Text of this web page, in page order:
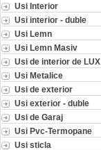
Usi Interior
Usi interior - duble
Usi Lemn
Usi Lemn Masiv
Usi de interior de LUX
Usi Metalice
Usi de exterior
Usi exterior - duble
Usi de Garaj
Usi Pvc-Termopane
Usi sticla